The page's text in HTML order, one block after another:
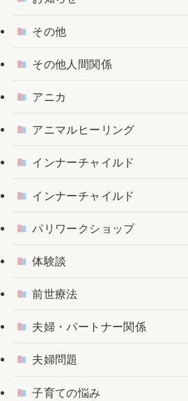
その他
その他人間関係
アニカ
アニマルヒーリング
インナーチャイルド
インナーチャイルド
パリワークショップ
体験談
前世療法
夫婦・パートナー関係
夫婦問題
子育ての悩み